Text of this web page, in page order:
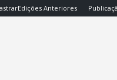
Edições Anteriores